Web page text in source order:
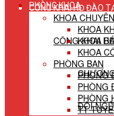
CÔNG KHAI HĐ ĐÀO
CÔNG KHAI
ĐỘI
PHÒNG KHOA
KHOA
KHOA
KHOA
KHOA
PHÒNG BAN
PHÒNG
PHÒNG
PHÒNG
TT